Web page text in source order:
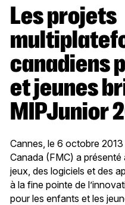
Les projets
canadiens
et jeunes
MIPJunior
Cannes, le 6 octobre
Canada (FMC) a présenté
jeux, des logiciels et des
à la fine pointe de
pour les enfants et les